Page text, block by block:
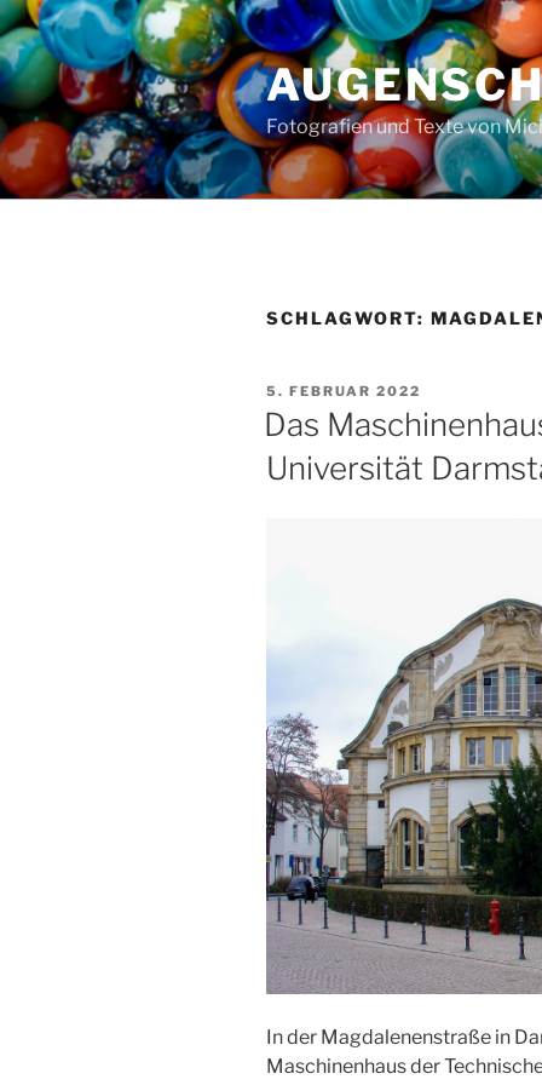
Zum
Inhalt
springen
Fotografien und Texte von
SCHLAGWORT:
VERÖFFENTLICHT
AM
5. FEBRUAR 2022
Das
Universität
In der Magdalenenstraße in
Maschinenhaus der